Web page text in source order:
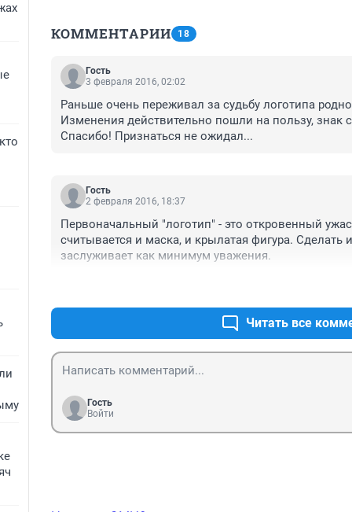
КОММЕНТАРИИ 18
Гость
3 февраля 2016, 02:02
Раньше очень переживал за судьбу логотипа
Изменения действительно пошли на пользу, знак
Спасибо! Признаться не ожидал...
Гость
2 февраля 2016, 18:37
Первоначальный "логотип" - это откровенный
считывается и маска, и крылатая фигура. Сделать
заслуживает как минимум уважения.
Читать все
Гость
Войти